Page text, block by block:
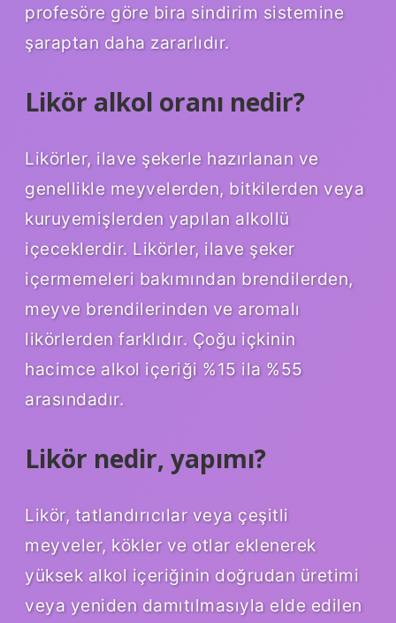
profesöre göre bira sindirim sistemine
şaraptan daha zararlıdır.
Likör alkol oranı nedir?
Likörler, ilave şekerle hazırlanan ve
genellikle meyvelerden, bitkilerden veya
kuruyemişlerden yapılan alkollü
içeceklerdir. Likörler, ilave şeker
içermemeleri bakımından brendilerden,
meyve brendilerinden ve aromalı
likörlerden farklıdır. Çoğu içkinin
hacimce alkol içeriği %15 ila %55
arasındadır.
Likör nedir, yapımı?
Likör, tatlandırıcılar veya çeşitli
meyveler, kökler ve otlar eklenerek
yüksek alkol içeriğinin doğrudan üretimi
veya yeniden damıtılmasıyla elde edilen